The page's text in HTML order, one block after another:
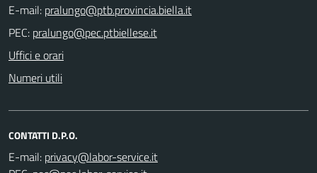
E-mail:
PEC:
Uffici e orari
Numeri utili
CONTATTI D.P.O.
E-mail: